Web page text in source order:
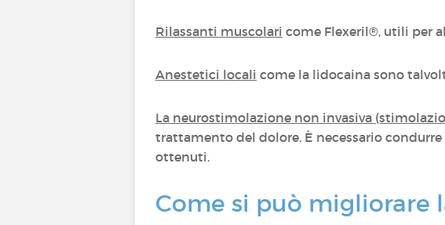
Rilassanti muscolari come Flexeril®, utili per
Anestetici locali come la lidocaina sono
La neurostimolazione non invasiva
trattamento del dolore. È necessario
ottenuti.
Come si può migliorare